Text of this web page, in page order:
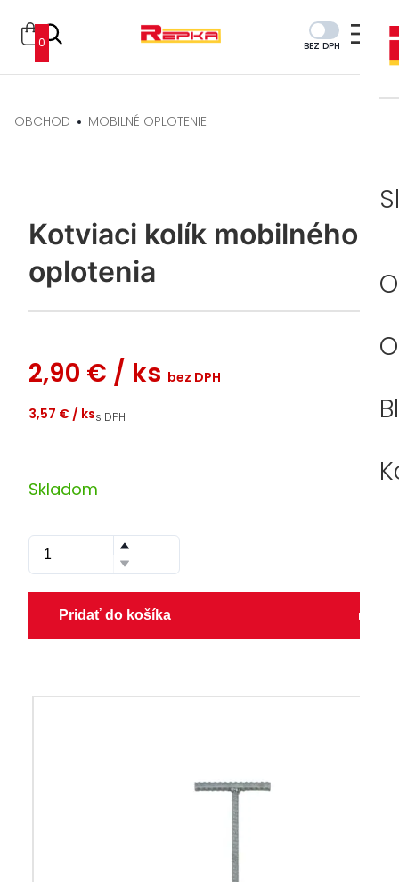
0 BEZ DPH
OBCHOD MOBILNÉ OPLOTENIE
Kotviaci kolík mobilného
oplotenia
2,90 € / ks bez DPH
3,57 € / kss DPH
Skladom
Pridať do košíka